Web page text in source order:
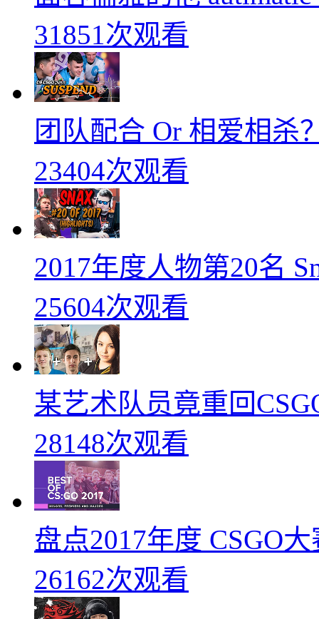
31851次观看
团队配合 Or 相爱相杀
23404次观看
2017年度人物第20名
25604次观看
某艺术队员竟重回
28148次观看
盘点2017年度 CSGO
26162次观看